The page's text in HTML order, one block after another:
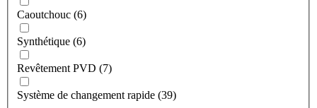
Caoutchouc (6)
Synthétique (6)
Revêtement PVD (7)
Système de changement rapide (39)